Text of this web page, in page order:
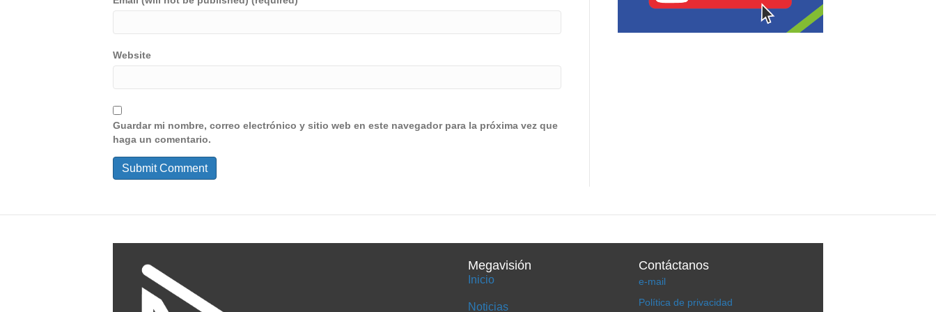
Website
Guardar mi nombre, correo electrónico y sitio web en este navegador para la próxima vez que
haga un comentario.
Megavisión
Inicio
Noticias
Contáctanos
e-mail
Política de privacidad